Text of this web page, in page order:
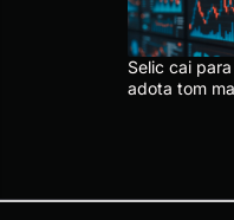
Selic cai
adota tom